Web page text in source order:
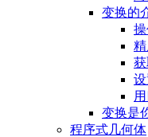
变换的
变换是
程序式几何体